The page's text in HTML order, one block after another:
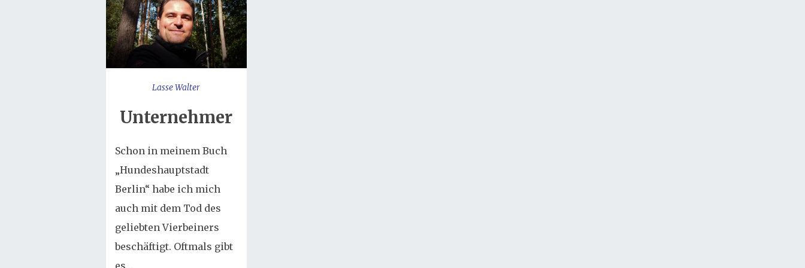
Lasse Walter
Unternehmer
Schon in meinem Buch
„Hundeshauptstadt
Berlin“ habe ich mich
auch mit dem Tod des
geliebten Vierbeiners
beschäftigt. Oftmals gibt
es…